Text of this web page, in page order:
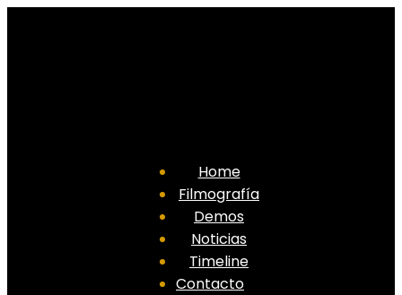
Home
Filmografía
Demos
Noticias
Timeline
Contacto